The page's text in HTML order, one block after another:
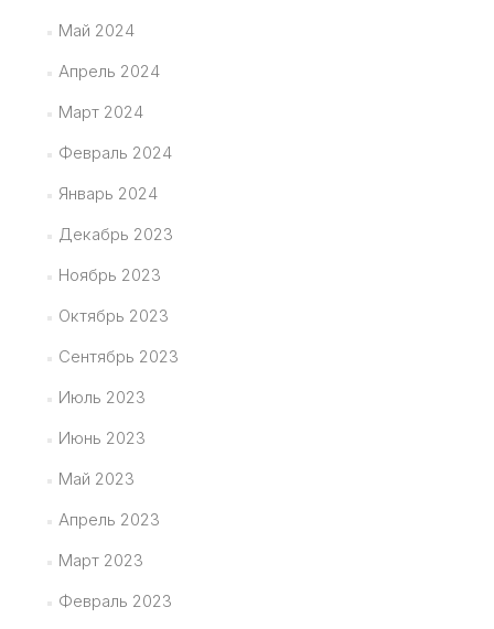
Май 2024
Апрель 2024
Март 2024
Февраль 2024
Январь 2024
Декабрь 2023
Ноябрь 2023
Октябрь 2023
Сентябрь 2023
Июль 2023
Июнь 2023
Май 2023
Апрель 2023
Март 2023
Февраль 2023